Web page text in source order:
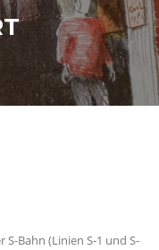
Bahn (Linien S-1 und S-